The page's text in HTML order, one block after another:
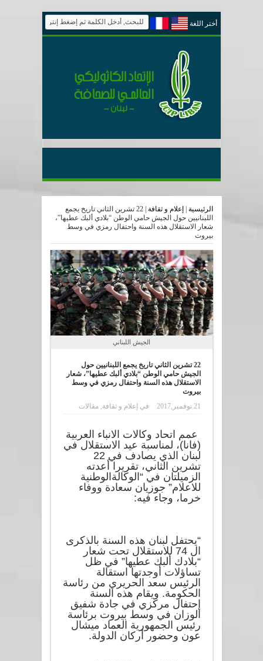
أختر اللغة
الرئيسية إعلام و ثقافة |
22 تشرين الثاني تاريخ يجمع
اللبنانيين حول الجيش حامي الوطن “بلادي ألبك عطيها”،
شعار الاستقلال هذه السنة واحتفال رمزي في وسط
بيروت
الجيش اللبناني
22 تشرين الثاني تاريخ يجمع اللبنانيين حول
الجيش حامي الوطن “بلادي ألبك عطيها”، شعار
الاستقلال هذه السنة واحتفال رمزي في وسط
بيروت
21 نوفمبر,2017
في إعلام و ثقافة,مقالات
عمم اتحاد وكالات الانباء العربية
(فانا)، لمناسبة عيد الاستقلال في
لبنان الذي يصادف في 22
تشرين الثاني، تقريرا أعدته
الزميلتان في “الوكالةالوطنية
للاعلام” جوزيان سعادة ووفاء
خرما، وجاء فيه:
“يحتفل لبنان هذه السنة بالذكرى
ال 74 للاستقلال تحت شعار
“بلادك ألبك عطيها” في ظل
تساؤلات أوجدتها استقالة
الرئيس سعد الحريري من رئاسة
الحكومة. ويقام هذه السنة
إحتفال مركزي في جادة شفيق
الوزان في وسط بيروت برئاسة
رئيس الجمهورية العماد ميشال
عون وحضور أركان الدولة.